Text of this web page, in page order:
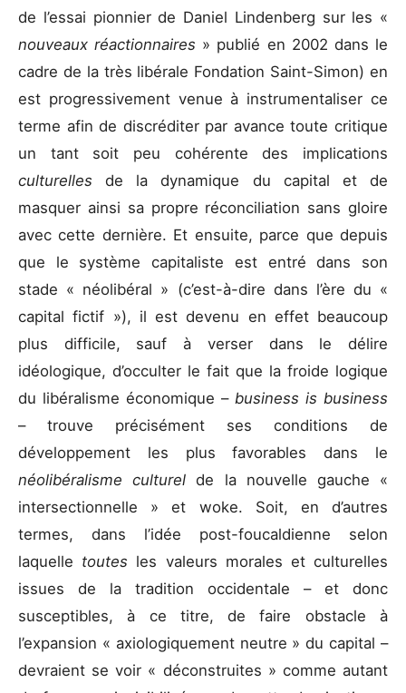
de l’essai pionnier de Daniel Lindenberg sur les «
nouveaux réactionnaires » publié en 2002 dans le
cadre de la très libérale Fondation Saint-Simon) en
est progressivement venue à instrumentaliser ce
terme afin de discréditer par avance toute critique
un tant soit peu cohérente des implications
culturellesde la dynamique du capital et de
masquer ainsi sa propre réconciliation sans gloire
avec cette dernière. Et ensuite, parce que depuis
que le système capitaliste est entré dans son
stade « néolibéral » (c’est-à-dire dans l’ère du «
capital fictif »), il est devenu en effet beaucoup
plus difficile, sauf à verser dans le délire
idéologique, d’occulter le fait que la froide logique
du libéralisme économique – business is business
– trouve précisément ses conditions de
développement les plus favorables dans le
néolibéralisme culturelde la nouvelle gauche «
intersectionnelle » et woke. Soit, en d’autres
termes, dans l’idée post-foucaldienne selon
laquelle toutes les valeurs morales et culturelles
issues de la tradition occidentale – et donc
susceptibles, à ce titre, de faire obstacle à
l’expansion « axiologiquement neutre » du capital –
devraient se voir « déconstruites » comme autant